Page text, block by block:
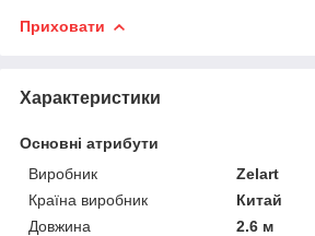
Приховати
Характеристики
Основні атрибути
Виробник
Zelart
Країна виробник
Китай
Довжина
2.6 м